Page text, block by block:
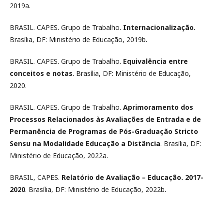
2019a.
BRASIL. CAPES. Grupo de Trabalho. Internacionalização.
Brasília, DF: Ministério de Educação, 2019b.
BRASIL. CAPES. Grupo de Trabalho. Equivalência entre
conceitos e notas. Brasília, DF: Ministério de Educação,
2020.
BRASIL. CAPES. Grupo de Trabalho. Aprimoramento dos
Processos Relacionados às Avaliações de Entrada e de
Permanência de Programas de Pós-Graduação Stricto
Sensu na Modalidade Educação a Distância. Brasília, DF:
Ministério de Educação, 2022a.
BRASIL, CAPES. Relatório de Avaliação – Educação. 2017-
2020. Brasília, DF: Ministério de Educação, 2022b.